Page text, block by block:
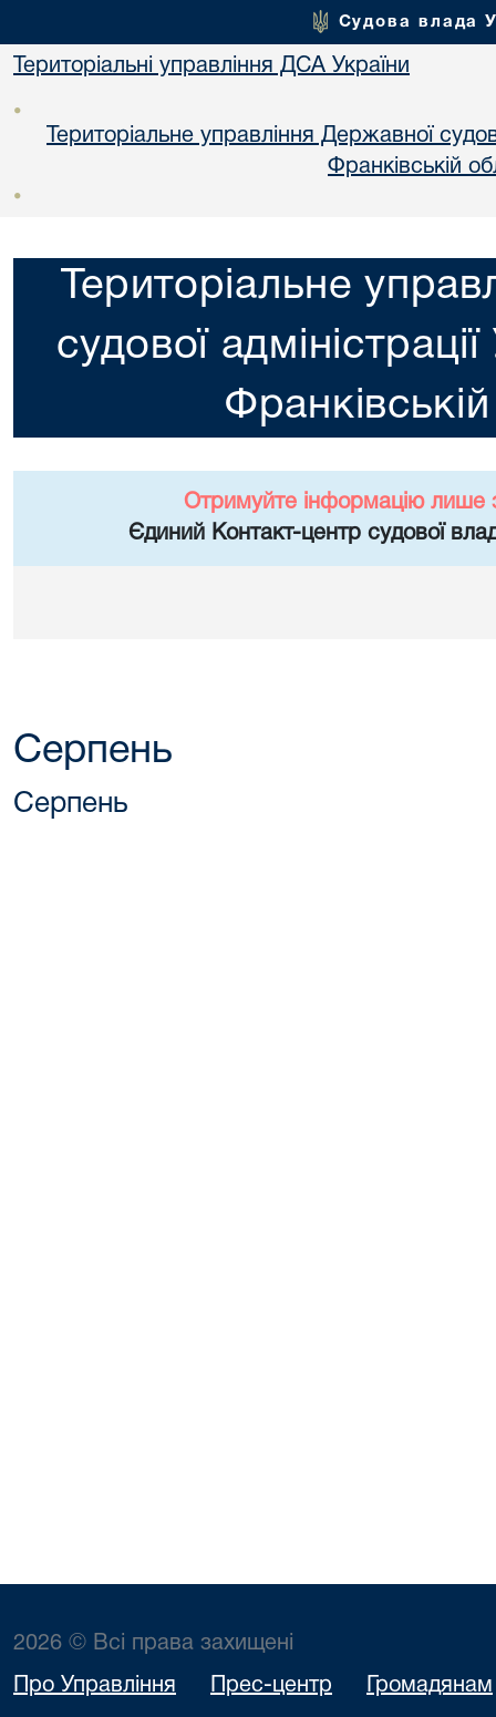
Судова влада
Територіальні управління ДСА України
•
Територіальне управління Державної
Франкiвській
•
Територіальне
судової
Отримуйте інформацію лише
Єдиний Контакт-центр судової
Серпень
Серпень
2026 © Всі права захищені
Про Управління Прес-центр Громадянам